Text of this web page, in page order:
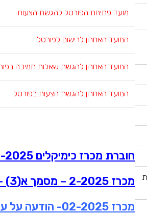
מועד פתיחת הפורטל להגשת הצעות
המועד האחרון לרישום לפורטל
המועד האחרון להגשת שאלות תמיכה
המועד האחרון להגשת הצעות בפורטל
חוברת מכרז כימיקלים 02-2025 לא להגשה
מכרז 2-2025 – מסמך א(3) – נוסח בקשה לרישום לפורטל הספקים של החברה
מכרז 02-2025- הודעה על עדכון מועדים 17.2.25